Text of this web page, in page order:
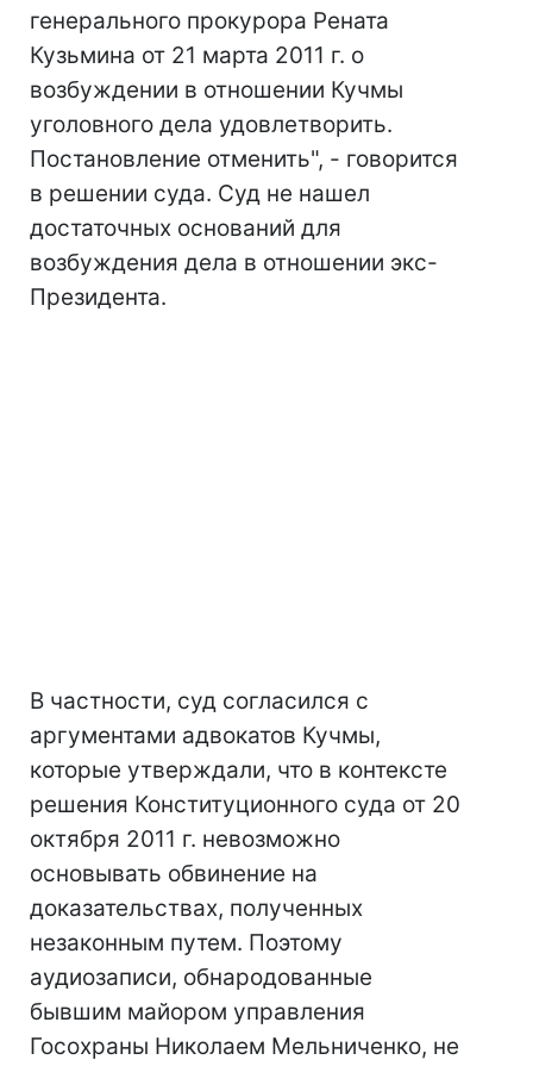
генерального прокурора Рената
Кузьмина от 21 марта 2011 г. о
возбуждении в отношении Кучмы
уголовного дела удовлетворить.
Постановление отменить", - говорится
в решении суда. Суд не нашел
достаточных оснований для
возбуждения дела в отношении экс-
Президента.
В частности, суд согласился с
аргументами адвокатов Кучмы,
которые утверждали, что в контексте
решения Конституционного суда от 20
октября 2011 г. невозможно
основывать обвинение на
доказательствах, полученных
незаконным путем. Поэтому
аудиозаписи, обнародованные
бывшим майором управления
Госохраны Николаем Мельниченко, не